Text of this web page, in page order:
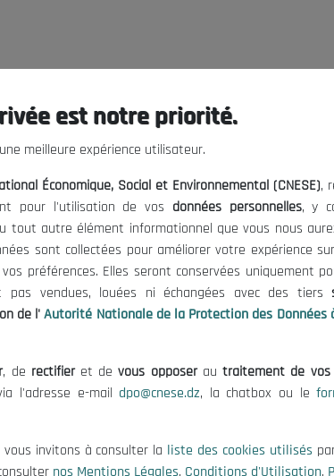
Informations
Notices
of Use
Protection Policy
Policy
Newsletter
Inscrivez-
nos
Follow Us!
© 2026 National Economic, Social and
est notre priorité.
meilleure expérience utilisateur.
Économique, Social et Environnemental (CNESE),
pour l'utilisation de vos données personnelles, y
tout autre élément informationnel que vous nous
sont collectées pour améliorer votre expérience
préférences. Elles seront conservées uniquement
vendues, louées ni échangées avec des tiers
de l' Autorité Nationale de la Protection des Données
, de rectifieret devous opposerautraitement de vos
l'adresse e-mail dpo@cnese.dz, la chatbox ou le
vous invitons à consulter la liste des cookies utilisés
nos Mentions Légales, Conditions d'Utilisation,